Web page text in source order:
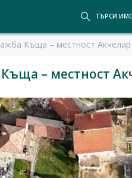
ТЪРСИ
Къща – местност
– местност